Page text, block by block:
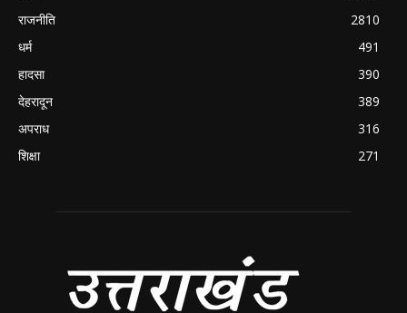
राजनीति
2810
धर्म
491
हादसा
390
देहरादून
389
अपराध
316
शिक्षा
271